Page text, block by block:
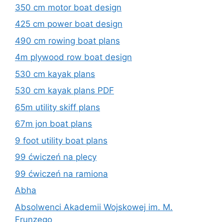
350 cm motor boat design
425 cm power boat design
490 cm rowing boat plans
4m plywood row boat design
530 cm kayak plans
530 cm kayak plans PDF
65m utility skiff plans
67m jon boat plans
9 foot utility boat plans
99 ćwiczeń na plecy
99 ćwiczeń na ramiona
Abha
Absolwenci Akademii Wojskowej im. M.
Frunzego